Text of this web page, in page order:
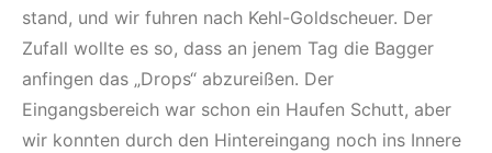
stand, und wir fuhren nach Kehl-Goldscheuer. Der
Zufall wollte es so, dass an jenem Tag die Bagger
anfingen das „Drops“ abzureißen. Der
Eingangsbereich war schon ein Haufen Schutt, aber
wir konnten durch den Hintereingang noch ins Innere